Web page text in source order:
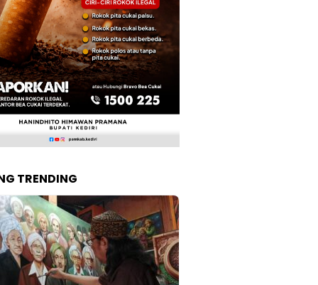
TRENDING